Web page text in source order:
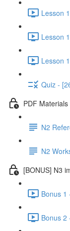
Lesson
Lesson
Lesson
Quiz -
PDF Materials
N2
N2
[BONUS] N3
Bonus 1
Bonus 2